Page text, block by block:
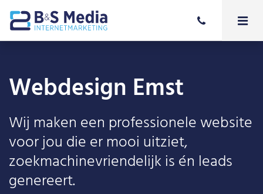
Webdesign Emst
Wij maken een professionele website
voor jou die er mooi uitziet,
zoekmachinevriendelijk is én leads
genereert.